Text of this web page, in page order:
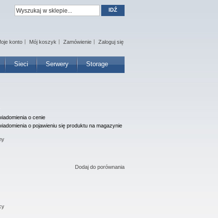
Sieci Serwery Storage
konto Mój koszyk Zamówienie Zaloguj się
IDŹ
o cenie
o pojawieniu się produktu na magazynie
Dodaj do porównania